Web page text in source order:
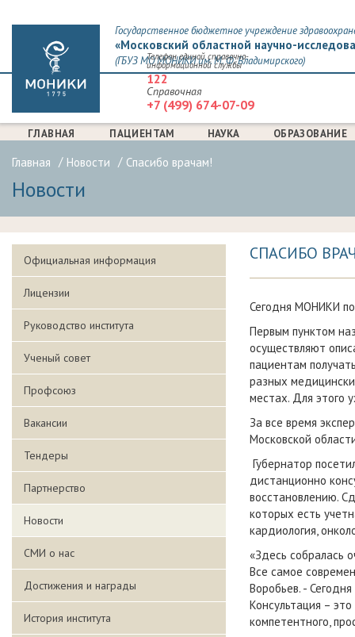
Государственное бюджетное учреждение
«Московский областной научно-
(ГБУЗ МО МОНИКИ им. М. Ф. Владимирского)
Телефон единой справочно-
информационной службы
122
Справочная
+7 (499) 674-07-09
ГЛАВНАЯ ПАЦИЕНТАМ НАУКА ОБРАЗОВАНИЕ
Главная Новости Спасибо врачам!
Новости
Официальная информация
Лицензии
Руководство института
Ученый совет
Профсоюз
Вакансии
Тендеры
Партнерство
Новости
СМИ о нас
Достижения и награды
История института
СПАСИБО
Сегодня МОНИКИ
Первым пунктом
осуществляют
пациентам
разных
местах. Для этого
За все время
Московской
Губернатор
дистанционно
восстановлению.
которых есть
кардиология,
«Здесь собралась
Все самое
Воробьев. -
Консультация –
компетентного,